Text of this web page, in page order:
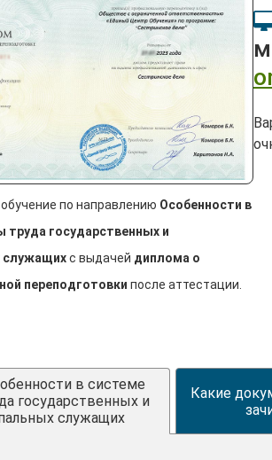
по направлению Особенности в
труда государственных и
служащихс выдачей диплома о
переподготовки после аттестации.
в системе
государственных и
служащих
Какие